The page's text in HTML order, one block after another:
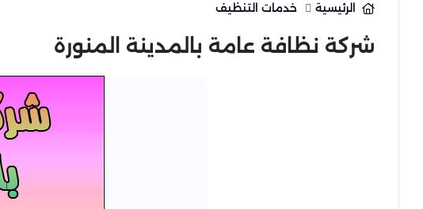
الرئيسية خدمات التنظيف
شركة نظافة عامة بالمدينة المنورة